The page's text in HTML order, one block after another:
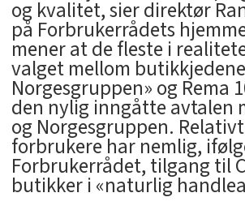
og kvalitet, sier direktør
på Forbrukerrådets
mener at de fleste i
valget mellom
Norgesgruppen» og Rema
den nylig inngåtte avtalen
og Norgesgruppen.
forbrukere har nemlig,
Forbrukerrådet, tilgang til
butikker i «naturlig